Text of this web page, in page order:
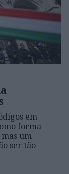
em
forma
um
ser tão